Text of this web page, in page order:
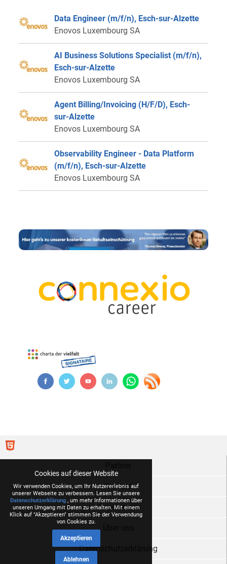
Data Engineer (m/f/n), Esch-sur-Alzette
Enovos Luxembourg SA
AI Business Solutions Specialist (m/f/n),
Esch-sur-Alzette
Enovos Luxembourg SA
Agent Billing/Invoicing (H/F/D), Esch-
sur-Alzette
Enovos Luxembourg SA
Observability Engineer - Data Platform
(m/f/n), Esch-sur-Alzette
Enovos Luxembourg SA
Cookies auf dieser Website
Wir verwenden Cookies, um Ihr Nutzererlebnis auf
unserer Webseite zu verbessern. Lesen Sie unsere
Datenschutzerklärung, um mehr Informationen über
unseren Umgang mit Daten zu erhalten. Mit einem
Klick auf "Akzeptieren" stimmen Sie der Verwendung
von Cookies zu.
Akzeptieren
Ablehnen
Kontakt
Impressum
Datenschutzerklärung